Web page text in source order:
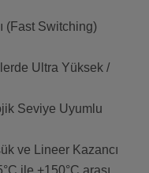
(Fast Switching)
Ultra Yüksek /
Seviye Uyumlu
ve Lineer Kazancı
ile +150°C arası